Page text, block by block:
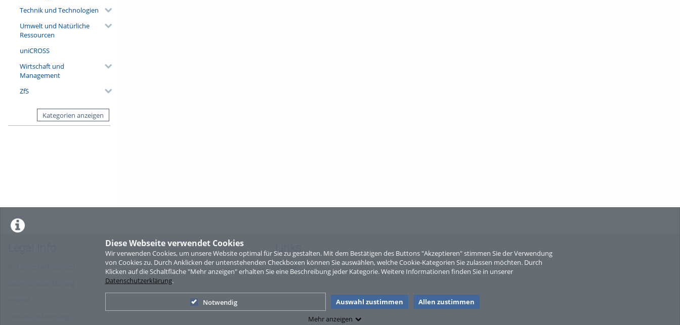
Diese Webseite verwendet Cookies
Wir verwenden Cookies, um unsere Website optimal für Sie zu gestalten. Mit dem Bestätigen des Buttons "Akzeptieren" stimmen Sie der Verwendung
von Cookies zu. Durch Anklicken der untenstehenden Checkboxen können Sie auswählen, welche Cookie-Kategorien Sie zulassen möchten. Durch
Klicken auf die Schaltfläche "Mehr anzeigen" erhalten Sie eine Beschreibung jeder Kategorie. Weitere Informationen finden Sie in unserer
Datenschutzerklärung.
Notwendig Auswahl zustimmen
Allen zustimmen
Mehr anzeigen
Technik und Technologien
Umwelt und Natürliche
Ressourcen
uniCROSS
Wirtschaft und
Management
ZfS
Kategorien anzeigen
Sperber
Links
Sitemap